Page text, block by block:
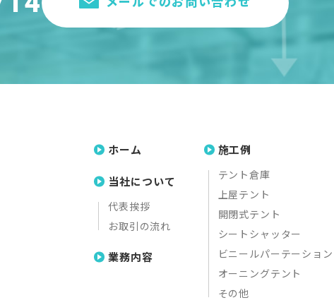
ホーム
当社について
代表挨拶
お取引の流れ
業務内容
施工例
テント倉庫
上屋テント
開閉式テント
シートシャッター
ビニールパーテーション
オーニングテント
その他